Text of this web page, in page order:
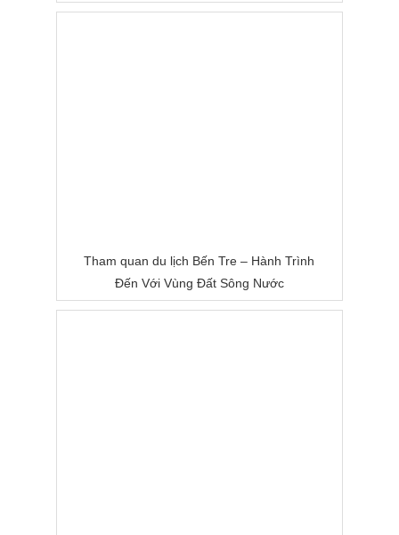
Tham quan du lịch Bến Tre – Hành Trình
Đến Với Vùng Đất Sông Nước